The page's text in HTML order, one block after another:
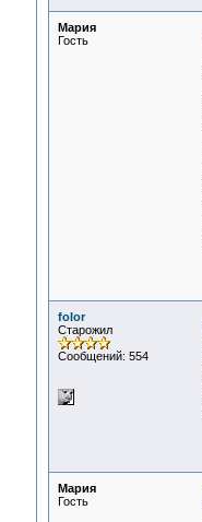
Мария
Гость
folor
Старожил
Сообщений: 554
Мария
Гость